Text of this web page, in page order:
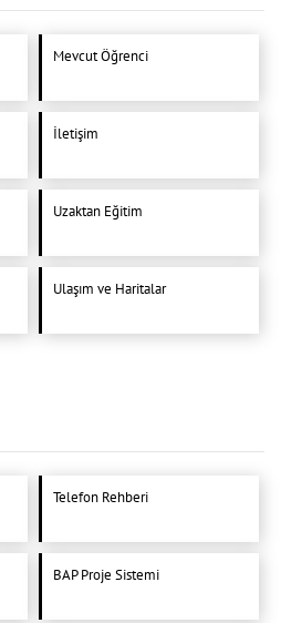
Mevcut Öğrenci
İletişim
Uzaktan Eğitim
Ulaşım ve Haritalar
Telefon Rehberi
BAP Proje Sistemi